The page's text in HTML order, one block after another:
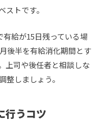
ストです。
給が15日残っている場
後半を有給消化期間とす
上司や後任者と相談しな
整しましょう。
行うコツ